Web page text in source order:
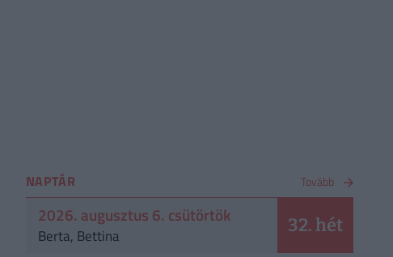
NAPTÁR Tovább
2026. augusztus 6. csütörtök
Berta, Bettina 32. hét